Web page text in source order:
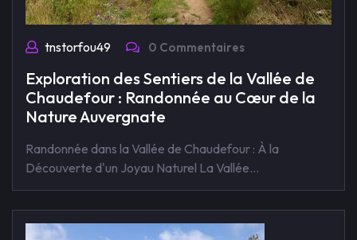
tnstorfou49 0 Commentaires
Exploration des Sentiers de la Vallée de
Chaudefour : Randonnée au Cœur de la
Nature Auvergnate
Randonnée dans la Vallée de Chaudefour : À la
Découverte d'un Joyau Naturel La Vallée…